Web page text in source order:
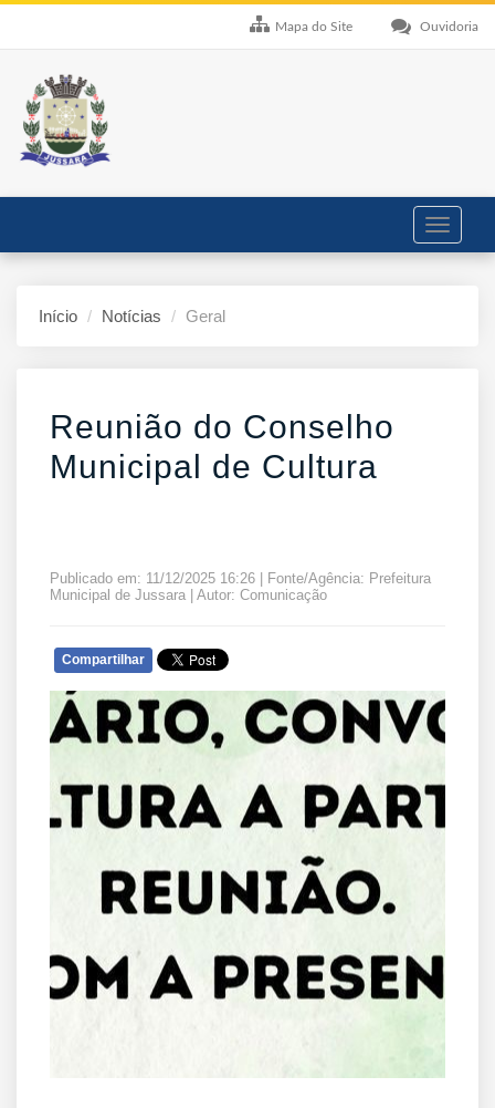
Ouvidoria
Mapa do Site
Toggle
Início Notícias Geral
Reunião do Conselho
Municipal de Cultura
Publicado em: 11/12/2025 16:26 | Fonte/Agência: Prefeitura
Municipal de Jussara | Autor: Comunicação
Compartilhar